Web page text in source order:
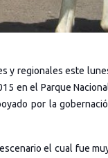
y regionales este
en el Parque
por la
el cual fue